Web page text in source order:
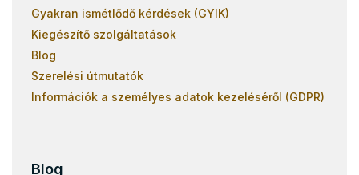
Gyakran ismétlődő kérdések (GYIK)
Kiegészítő szolgáltatások
Blog
Szerelési útmutatók
Információk a személyes adatok kezeléséről (GDPR)
Blog